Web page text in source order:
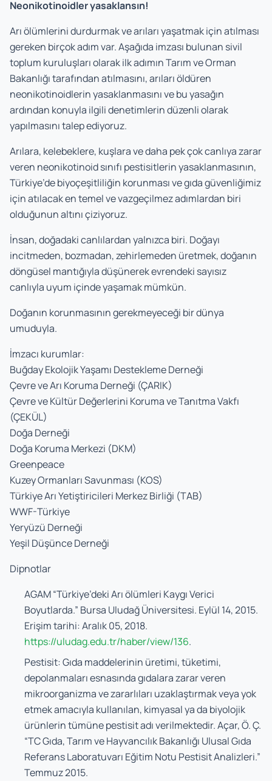
Neonikotinoidler yasaklansın!
Arı ölümlerini durdurmak ve arıları yaşatmak için atılması
gereken birçok adım var. Aşağıda imzası bulunan sivil
toplum kuruluşları olarak ilk adımın Tarım ve Orman
Bakanlığı tarafından atılmasını, arıları öldüren
neonikotinoidlerin yasaklanmasını ve bu yasağın
ardından konuyla ilgili denetimlerin düzenli olarak
yapılmasını talep ediyoruz.
Arılara, kelebeklere, kuşlara ve daha pek çok canlıya zarar
veren neonikotinoid sınıfı pestisitlerin yasaklanmasının,
Türkiye’de biyoçeşitliliğin korunması ve gıda güvenliğimiz
için atılacak en temel ve vazgeçilmez adımlardan biri
olduğunun altını çiziyoruz.
İnsan, doğadaki canlılardan yalnızca biri. Doğayı
incitmeden, bozmadan, zehirlemeden üretmek, doğanın
döngüsel mantığıyla düşünerek evrendeki sayısız
canlıyla uyum içinde yaşamak mümkün.
Doğanın korunmasının gerekmeyeceği bir dünya
umuduyla.
İmzacı kurumlar:
Buğday Ekolojik Yaşamı Destekleme Derneği
Çevre ve Arı Koruma Derneği (ÇARIK)
Çevre ve Kültür Değerlerini Koruma ve Tanıtma Vakfı
(ÇEKÜL)
Doğa Derneği
Doğa Koruma Merkezi (DKM)
Greenpeace
Kuzey Ormanları Savunması (KOS)
Türkiye Arı Yetiştiricileri Merkez Birliği (TAB)
WWF-Türkiye
Yeryüzü Derneği
Yeşil Düşünce Derneği
Dipnotlar
AGAM “Türkiye’deki Arı ölümleri Kaygı Verici
Boyutlarda.” Bursa Uludağ Üniversitesi. Eylül 14, 2015.
Erişim tarihi: Aralık 05, 2018.
https://uludag.edu.tr/haber/view/136.
Pestisit: Gıda maddelerinin üretimi, tüketimi,
depolanmaları esnasında gıdalara zarar veren
mikroorganizma ve zararlıları uzaklaştırmak veya yok
etmek amacıyla kullanılan, kimyasal ya da biyolojik
ürünlerin tümüne pestisit adı verilmektedir. Açar, Ö. Ç.
“TC Gıda, Tarım ve Hayvancılık Bakanlığı Ulusal Gıda
Referans Laboratuvarı Eğitim Notu Pestisit Analizleri.”
Temmuz 2015.